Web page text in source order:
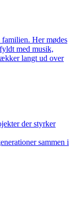
Her mødes
med musik,
langt ud over
der styrker
sammen i